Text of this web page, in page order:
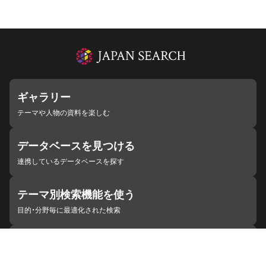
ギャラリー
テーマや人物の資料を楽しむ
データベースを見つける
連携しているデータベースを探す
テーマ別検索機能を使う
目的・分野毎に最適化された検索